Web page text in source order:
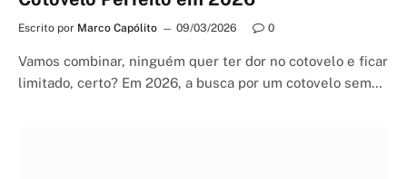
Escrito por Marco Capólito 09/03/2026 0
Vamos combinar, ninguém quer ter dor no cotovelo e ficar
limitado, certo? Em 2026, a busca por um cotovelo sem…